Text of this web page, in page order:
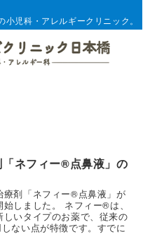
児科・アレルギークリニック。
ネフィー®︎点鼻液」の
療剤「ネフィー®点鼻液」が
しました。 ネフィー®は、
いタイプのお薬で、従来の
ない点が特徴です。すでに